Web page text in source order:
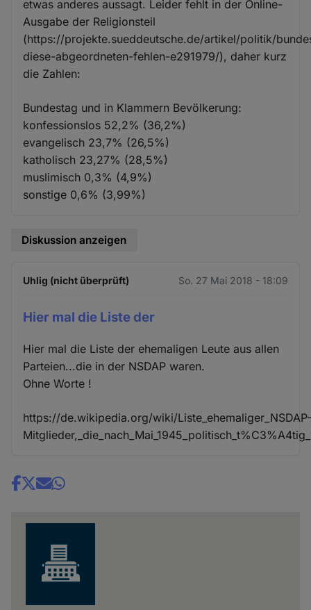
etwas anderes aussagt. Leider fehlt in der Online-
Ausgabe der Religionsteil
(https://projekte.sueddeutsche.de/artikel/politik/
diese-abgeordneten-fehlen-e291979/), daher kurz
die Zahlen:
Bundestag und in Klammern Bevölkerung:
konfessionslos 52,2% (36,2%)
evangelisch 23,7% (26,5%)
katholisch 23,27% (28,5%)
muslimisch 0,3% (4,9%)
sonstige 0,6% (3,99%)
Diskussion anzeigen
Uhlig (nicht überprüft) So. 27 Mai 2018 - 18:09
Hier mal die Liste der
Hier mal die Liste der ehemaligen Leute aus allen
Parteien...die in der NSDAP waren.
Ohne Worte !
https://de.wikipedia.org/wiki/
Share